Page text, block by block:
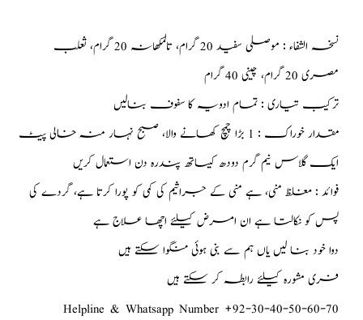
نسخہ الشفاء : موصلی سفید 20 گرام، تالمکھانہ 20 گرام، ثعلب
مصری 20 گرام، چینی 40 گرام
ترکیب تیاری : تمام ادویہ کا سفوف بنالیں
مقدار خوراک : 1 بڑا چمچ کھانے والا، صبح نہار منہ خالی پیٹ
ایک گلاس نیم گرم دودھ کیساتھ پندرہ دن استعمال کریں
فوائد : مغلظ منی، ہے منی کے جراثیم کی کمی کو پورا کرتا ہے، گردے کی
پس کو نکالتا ہے ان امرض کیلئے اچھا علاج ہے
دوا خود بنا لیں یاں ہم سے بنی ہوئی منگوا سکتے ہیں
فری مشورہ کیلئے رابطہ کر سکتے ہیں
Helpline & Whatsapp Number +92-30-40-50-60-70